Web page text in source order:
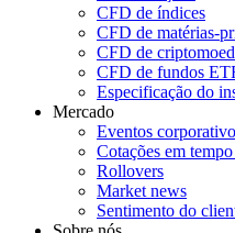
CFD de índices
CFD de matérias-
CFD de
CFD de fundos
Especificação do
Mercado
Eventos
Cotações em
Rollovers
Market news
Sentimento do